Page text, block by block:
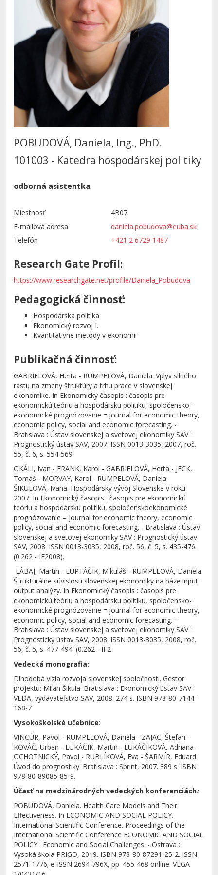
POBUDOVÁ, Daniela, Ing., PhD.
101003 - Katedra hospodárskej politiky
odborná asistentka
Miestnosť
4B07
E-mailová adresa
daniela.pobudova@euba.sk
Telefón
+421 2 6729 1487
Research Gate Profil:
https://www.researchgate.net/profile/Daniela_Pobudova
Pedagogická činnosť:
Hospodárska politika
Ekonomický rozvoj I.
Kvantitatívne metódy v ekonómií
Publikačná činnosť:
GABRIELOVÁ, Herta - RUMPELOVÁ, Daniela. Vplyv silného
rastu na zmeny štruktúry a trhu práce v slovenskej
ekonomike. In Ekonomický časopis : časopis pre
ekonomickú teóriu a hospodársku politiku, spoločensko-
ekonomické prognózovanie = journal for economic theory,
economic policy, social and economic forecasting. -
Bratislava : Ústav slovenskej a svetovej ekonomiky SAV :
Prognostický ústav SAV, 2007. ISSN 0013-3035, 2007, roč.
55, č. 6, s. 554-569.
OKÁLI, Ivan - FRANK, Karol - GABRIELOVÁ, Herta - JECK,
Tomáš - MORVAY, Karol - RUMPELOVÁ, Daniela -
ŠIKULOVÁ, Ivana. Hospodársky vývoj Slovenska v roku
2007. In Ekonomický časopis : časopis pre ekonomickú
teóriu a hospodársku politiku, spoločenskoekonomické
prognózovanie = journal for economic theory, economic
policy, social and economic forecasting. - Bratislava : Ústav
slovenskej a svetovej ekonomiky SAV : Prognostický ústav
SAV, 2008. ISSN 0013-3035, 2008, roč. 56, č. 5, s. 435-476.
(0.262 - IF2008).
LÁBAJ, Martin - LUPTÁČIK, Mikuláš - RUMPELOVÁ, Daniela.
Štrukturálne súvislosti slovenskej ekonomiky na báze input-
output analýzy. In Ekonomický časopis : časopis pre
ekonomickú teóriu a hospodársku politiku, spoločensko-
ekonomické prognózovanie = journal for economic theory,
economic policy, social and economic forecasting. -
Bratislava : Ústav slovenskej a svetovej ekonomiky SAV :
Prognostický ústav SAV, 2008. ISSN 0013-3035, 2008, roč.
56, č. 5, s. 477-494. (0.262 - IF2
Vedecká monografia:
Dlhodobá vízia rozvoja slovenskej spoločnosti. Gestor
projektu: Milan Šikula. Bratislava : Ekonomický ústav SAV :
VEDA, vydavateľstvo SAV, 2008. 274 s. ISBN 978-80-7144-
168-7
Vysokoškolské učebnice:
VINCÚR, Pavol - RUMPELOVÁ, Daniela - ZAJAC, Štefan -
KOVÁČ, Urban - LUKÁČIK, Martin - LUKÁČIKOVÁ, Adriana -
OCHOTNICKÝ, Pavol - RUBLÍKOVÁ, Eva - ŠARMÍR, Eduard.
Úvod do prognostiky. Bratislava : Sprint, 2007. 389 s. ISBN
978-80-89085-85-9.
Účasť na medzinárodných vedeckých konferenciách:
POBUDOVÁ, Daniela. Health Care Models and Their
Effectiveness. In ECONOMIC AND SOCIAL POLICY.
International Scientific Conference. Proceedings of the
International Scientific Conference ECONOMIC AND SOCIAL
POLICY : Economic and Social Challenges. - Ostrava :
Vysoká škola PRIGO, 2019. ISBN 978-80-87291-25-2. ISSN
2571-1776; e-ISSN 2694-796X, pp. 455-468 online. VEGA